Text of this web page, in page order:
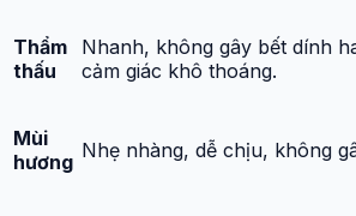
Thẩm
thấu
Nhanh, không gây bết dính
cảm giác khô thoáng.
Mùi
hương Nhẹ nhàng, dễ chịu, không